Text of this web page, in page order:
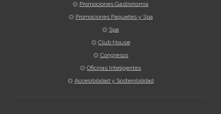
Promociones Gastronomía
Promociones Paquetes y Spa
Spa
Club House
Congresos
Oficinas Inteligentes
Accesibilidad y Sostenibilidad